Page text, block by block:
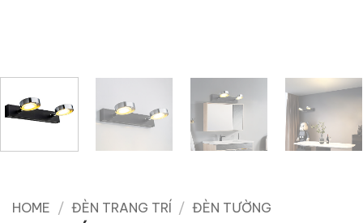
HOME / ĐÈN TRANG TRÍ / ĐÈN TƯỜNG